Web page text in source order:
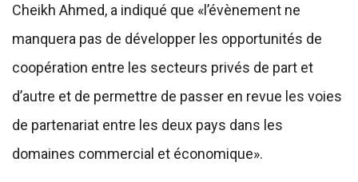
Cheikh Ahmed, a indiqué que «l’évènement ne
manquera pas de développer les opportunités de
coopération entre les secteurs privés de part et
d’autre et de permettre de passer en revue les voies
de partenariat entre les deux pays dans les
domaines commercial et économique».